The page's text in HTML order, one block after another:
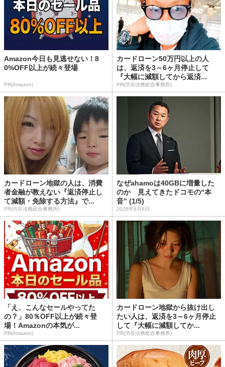
Amazon今日も見逃せない！8
0%OFF以上が続々登場
PR(Amazon)
カードローン50万円以上の人
は、返済を3～6ヶ月停止して
『大幅に減額してから返済...
PR(渋谷法務総合事務所)
カードローン地獄の人は、消費
者金融が教えない『返済停止し
て減額・免除する方法』で...
PR(渋谷法務総合事務所)
なぜahamoは40GBに増量した
のか 見えてきたドコモの“本
音” (1/5)
2026年8月6日
「え、こんなセールやってた
の？」80％OFF以上が続々登
場！Amazonの本気が...
PR(Amazon)
カードローン地獄から抜け出し
たい人は、返済を3～6ヶ月停止
して『大幅に減額してか...
PR(渋谷法務総合事務所)